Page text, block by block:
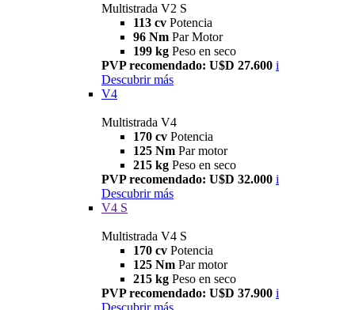
Multistrada V2 S
113 cv Potencia
96 Nm Par Motor
199 kg Peso en seco
PVP recomendado: U$D 27.600 i
Descubrir más
V4
Multistrada V4
170 cv Potencia
125 Nm Par motor
215 kg Peso en seco
PVP recomendado: U$D 32.000 i
Descubrir más
V4 S
Multistrada V4 S
170 cv Potencia
125 Nm Par motor
215 kg Peso en seco
PVP recomendado: U$D 37.900 i
Descubrir más